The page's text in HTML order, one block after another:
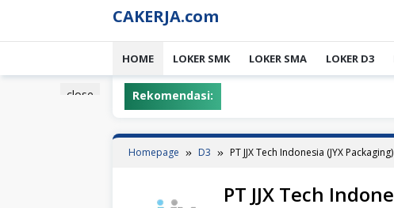
content
CAKERJA.com
HOME LOKER SMK LOKER SMA LOKER D3
close Rekomendasi:
Homepage D3 PT JJX Tech Indonesia (JYX Packaging)
PT JJX Tech